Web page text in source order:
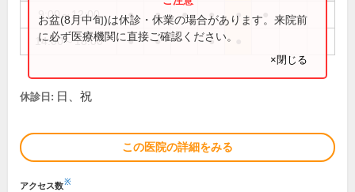
9:00～12:00 ● ● ● ● ●
14:00～18:00 ● ● ●
お盆(8月中旬)は休診・休業の場合があります。来院前
に必ず医療機関に直接ご確認ください。
×閉じる
休診日: 日、祝
この医院の詳細をみる
アクセス数※